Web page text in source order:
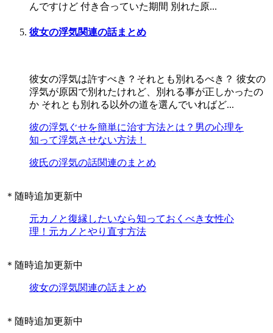
んですけど 付き合っていた期間 別れた原...
彼女の浮気関連の話まとめ
彼女の浮気は許すべき？それとも別れるべき？ 彼女の
浮気が原因で別れたけれど、別れる事が正しかったの
か それとも別れる以外の道を選んでいればど...
彼の浮気ぐせを簡単に治す方法とは？男の心理を
知って浮気させない方法！
彼氏の浮気の話関連のまとめ
＊随時追加更新中
元カノと復縁したいなら知っておくべき女性心
理！元カノとやり直す方法
＊随時追加更新中
彼女の浮気関連の話まとめ
＊随時追加更新中